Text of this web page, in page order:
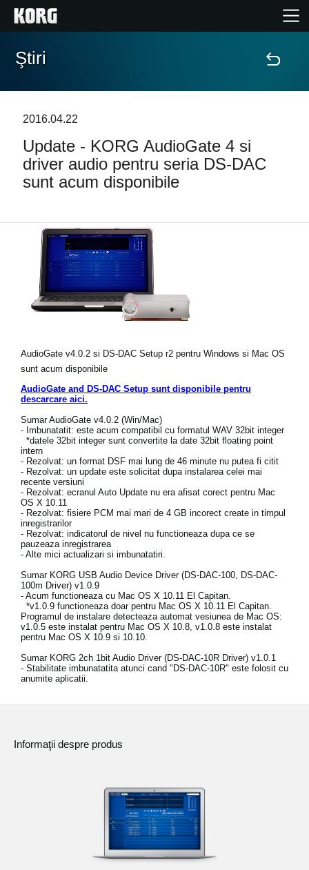
În Prim Plan
Eveniment
Asistență
Găsește un Magazin
Social Media
Despre Korg
Ştiri
2016.04.22
Update - KORG AudioGate 4 si
driver audio pentru seria DS-DAC
sunt acum disponibile
AudioGate v4.0.2 si DS-DAC Setup r2 pentru Windows si Mac OS
sunt acum disponibile
AudioGate and DS-DAC Setup sunt disponibile pentru
descarcare aici.
Sumar AudioGate v4.0.2 (Win/Mac)
- Imbunatatit: este acum compatibil cu formatul WAV 32bit integer
*datele 32bit integer sunt convertite la date 32bit floating point
intern
- Rezolvat: un format DSF mai lung de 46 minute nu putea fi citit
- Rezolvat: un update este solicitat dupa instalarea celei mai
recente versiuni
- Rezolvat: ecranul Auto Update nu era afisat corect pentru Mac
OS X 10.11
- Rezolvat: fisiere PCM mai mari de 4 GB incorect create in timpul
inregistrarilor
- Rezolvat: indicatorul de nivel nu functioneaza dupa ce se
pauzeaza inregistrarea
- Alte mici actualizari si imbunatatiri.
Sumar KORG USB Audio Device Driver (DS-DAC-100, DS-DAC-
100m Driver) v1.0.9
- Acum functioneaza cu Mac OS X 10.11 El Capitan.
*v1.0.9 functioneaza doar pentru Mac OS X 10.11 El Capitan.
Programul de instalare detecteaza automat vesiunea de Mac OS:
v1.0.5 este instalat pentru Mac OS X 10.8, v1.0.8 este instalat
pentru Mac OS X 10.9 si 10.10.
Sumar KORG 2ch 1bit Audio Driver (DS-DAC-10R Driver) v1.0.1
- Stabilitate imbunatatita atunci cand "DS-DAC-10R" este folosit cu
anumite aplicatii.
Informaţii despre produs